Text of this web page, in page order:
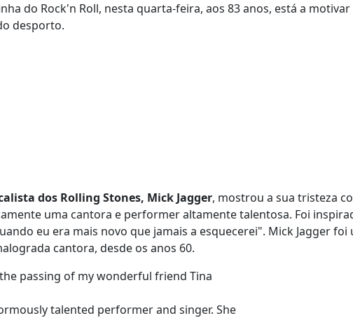
do Rock'n Roll, nesta quarta-feira, aos 83 anos, está a motivar
desporto.
dos Rolling Stones, Mick Jagger, mostrou a sua tristeza
uma cantora e performer altamente talentosa. Foi
eu era mais novo que jamais a esquecerei". Mick Jagger foi
cantora, desde os anos 60.
passing of my wonderful friend Tina
talented performer and singer. She